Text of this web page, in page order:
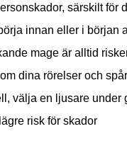
särskilt för
innan eller i början
mage är alltid
dina rörelser och
välja en ljusare under
risk för skador